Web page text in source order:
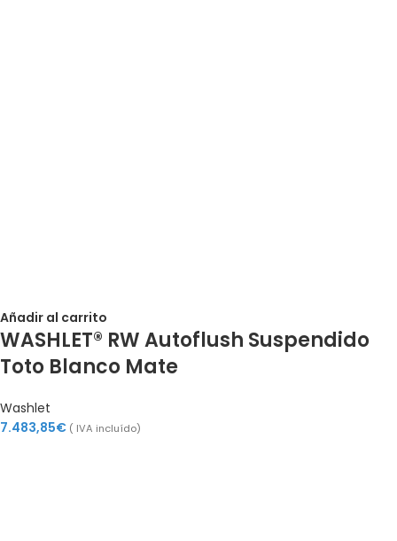
Añadir al carrito
WASHLET® RW Autoflush Suspendido
Toto Blanco Mate
Washlet
7.483,85€ ( IVA incluído)